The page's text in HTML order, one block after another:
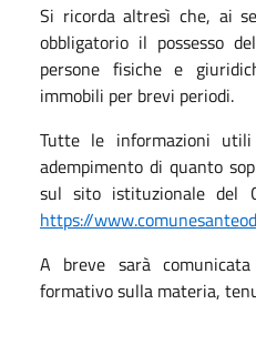
Si ricorda altresì che, ai
obbligatorio il possesso
persone fisiche e
immobili per brevi periodi.
Tutte le informazioni
adempimento di quanto
sul sito istituzionale del
https://
A breve sarà
formativo sulla materia,